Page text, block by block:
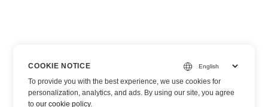
COOKIE NOTICE
To provide you with the best experience, we use cookies for
personalization, analytics, and ads. By using our site, you agree
toour cookie policy.